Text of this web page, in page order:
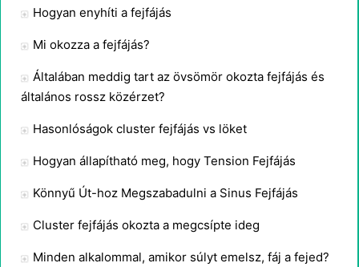
Hogyan enyhíti a fejfájás
Mi okozza a fejfájás?
Általában meddig tart az övsömör okozta fejfájás és
általános rossz közérzet?
Hasonlóságok cluster fejfájás vs löket
Hogyan állapítható meg, hogy Tension Fejfájás
Könnyű Út-hoz Megszabadulni a Sinus Fejfájás
Cluster fejfájás okozta a megcsípte ideg
Minden alkalommal, amikor súlyt emelsz, fáj a fejed?